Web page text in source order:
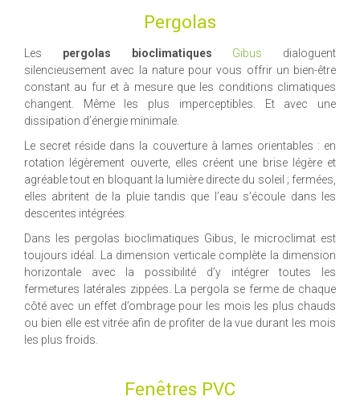
Pergolas
Les pergolas bioclimatiques Gibus dialoguent
silencieusement avec la nature pour vous offrir un bien-être
constant au fur et à mesure que les conditions climatiques
changent. Même les plus imperceptibles. Et avec une
dissipation d’énergie minimale.
Le secret réside dans la couverture à lames orientables : en
rotation légèrement ouverte, elles créent une brise légère et
agréable tout en bloquant la lumière directe du soleil ; fermées,
elles abritent de la pluie tandis que l’eau s’écoule dans les
descentes intégrées.
Dans les pergolas bioclimatiques Gibus, le microclimat est
toujours idéal. La dimension verticale complète la dimension
horizontale avec la possibilité d’y intégrer toutes les
fermetures latérales zippées. La pergola se ferme de chaque
côté avec un effet d’ombrage pour les mois les plus chauds
ou bien elle est vitrée afin de profiter de la vue durant les mois
les plus froids.
Fenêtres PVC